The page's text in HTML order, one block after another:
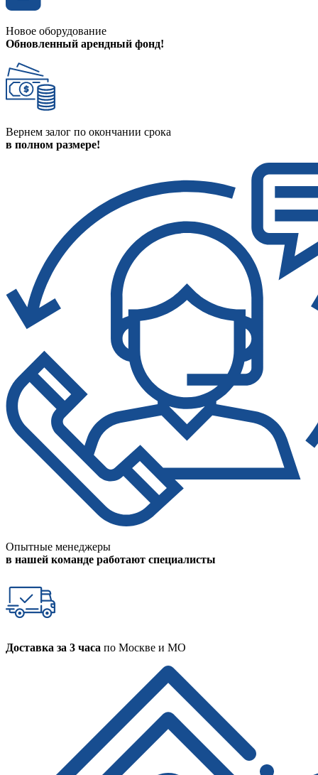
Новое оборудование
Обновленный арендный фонд!
Вернем залог по окончании срока
в полном размере!
Опытные менеджеры
в нашей команде работают специалисты
Доставка за 3 часа по Москве и МО